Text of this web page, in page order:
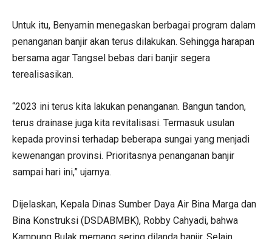
Untuk itu, Benyamin menegaskan berbagai program dalam
penanganan banjir akan terus dilakukan. Sehingga harapan
bersama agar Tangsel bebas dari banjir segera
terealisasikan.
“2023 ini terus kita lakukan penanganan. Bangun tandon,
terus drainase juga kita revitalisasi. Termasuk usulan
kepada provinsi terhadap beberapa sungai yang menjadi
kewenangan provinsi. Prioritasnya penanganan banjir
sampai hari ini,” ujarnya.
Dijelaskan, Kepala Dinas Sumber Daya Air Bina Marga dan
Bina Konstruksi (DSDABMBK), Robby Cahyadi, bahwa